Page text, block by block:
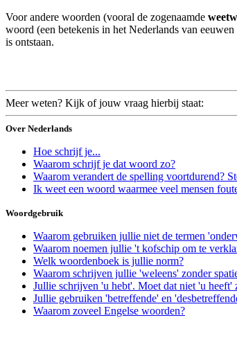
Voor andere woorden (vooral de zogenaamde
woord (een betekenis in het Nederlands van
is ontstaan.
Meer weten? Kijk of jouw vraag hierbij staat:
Over Nederlands
Hoe schrijf je...
Waarom schrijf je dat woord zo?
Waarom verandert de spelling voortdurend?
Ik weet een woord waarmee veel mensen
Woordgebruik
Waarom gebruiken jullie niet de termen
Waarom noemen jullie 't kofschip om te
Welk woordenboek is jullie norm?
Waarom schrijven jullie 'weleens' zonder
Jullie schrijven 'u hebt'. Moet dat niet 'u heeft'
Jullie gebruiken 'betreffende' en
Waarom zoveel Engelse woorden?